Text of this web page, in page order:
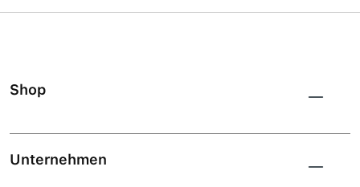
Shop
Unternehmen